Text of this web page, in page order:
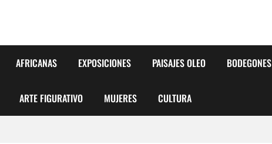
AFRICANAS EXPOSICIONES PAISAJES OLEO BODEGONES
ARTE FIGURATIVO MUJERES CULTURA